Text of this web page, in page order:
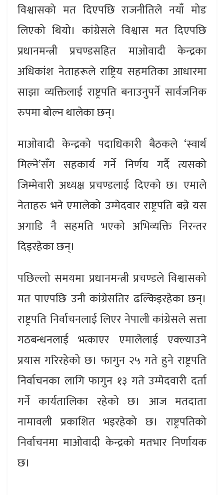
विश्वासको मत दिएपछि राजनीतिले नयाँ मोड
लिएको थियो। कांग्रेसले विश्वास मत दिएपछि
प्रधानमन्त्री प्रचण्डसहित माओवादी केन्द्रका
अधिकांश नेताहरूले राष्ट्रिय सहमतिका आधारमा
साझा व्यक्तिलाई राष्ट्रपति बनाउनुपर्ने सार्वजनिक
रुपमा बोल्न थालेका छन्।
माओवादी केन्द्रको पदाधिकारी बैठकले ‘स्वार्थ
मिल्ने’सँग सहकार्य गर्ने निर्णय गर्दै त्यसको
जिम्मेवारी अध्यक्ष प्रचण्डलाई दिएको छ। एमाले
नेताहरु भने एमालेको उम्मेदवार राष्ट्रपति बन्ने यस
अगाडि नै सहमति भएको अभिव्यक्ति निरन्तर
दिइरहेका छन्।
पछिल्लो समयमा प्रधानमन्त्री प्रचण्डले विश्वासको
मत पाएपछि उनी कांग्रेसतिर ढल्किइरहेका छन्।
राष्ट्रपति निर्वाचनलाई लिएर नेपाली कांग्रेसले सत्ता
गठबन्धनलाई भत्काएर एमालेलाई एक्ल्याउने
प्रयास गरिरहेको छ। फागुन २५ गते हुने राष्ट्रपति
निर्वाचनका लागि फागुन १३ गते उम्मेदवारी दर्ता
गर्ने कार्यतालिका रहेको छ। आज मतदाता
नामावली प्रकाशित भइरहेको छ। राष्ट्रपतिको
निर्वाचनमा माओवादी केन्द्रको मतभार निर्णायक
छ।